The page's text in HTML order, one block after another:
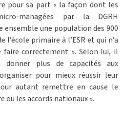
pour sa part « la façon dont les
managées par la DGRH
une population des 900
l’école primaire à l’ESR et qui n’a
correctement ». Selon lui, il
plus de capacités aux
pour mieux réussir leur
autant remettre en cause le
les accords nationaux ».